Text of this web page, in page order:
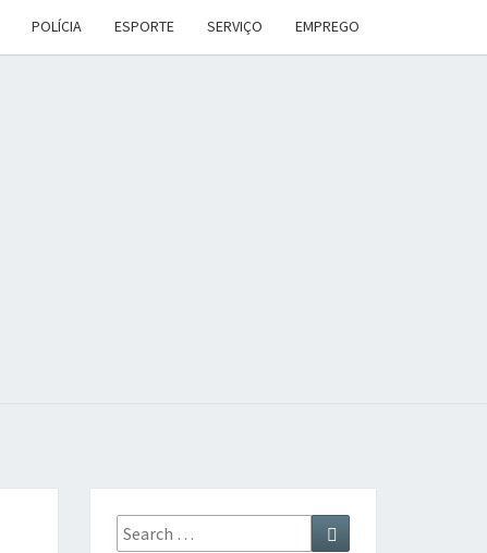
POLÍCIA ESPORTE SERVIÇO EMPREGO
Search
Search